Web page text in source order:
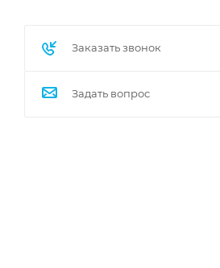
Заказать звонок
Задать вопрос